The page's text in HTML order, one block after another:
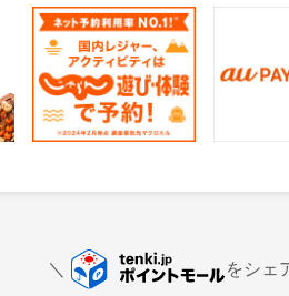
じゃらん 遊び・体験予
1.5%還元
獲得条件：サービス予約・
申込
0.5% 還元
をシェ